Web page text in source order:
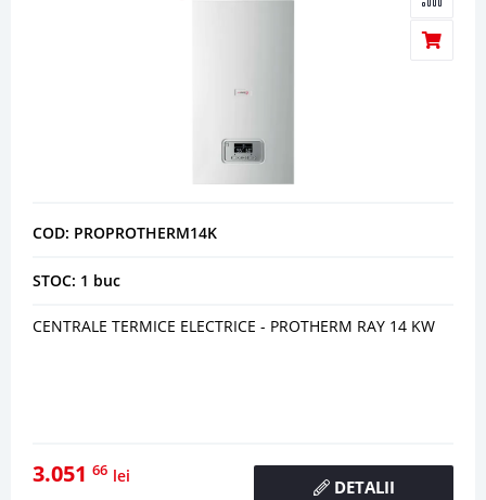
COD: PROPROTHERM14K
STOC: 1 buc
CENTRALE TERMICE ELECTRICE - PROTHERM RAY 14 KW
3.051 66 lei
DETALII